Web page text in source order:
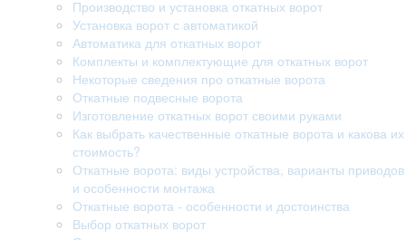
Производство и установка откатных ворот
Установка ворот с автоматикой
Автоматика для откатных ворот
Комплекты и комплектующие для откатных ворот
Некоторые сведения про откатные ворота
Откатные подвесные ворота
Изготовление откатных ворот своими руками
Как выбрать качественные откатные ворота и какова их
стоимость?
Откатные ворота: виды устройства, варианты приводов
и особенности монтажа
Откатные ворота - особенности и достоинства
Выбор откатных ворот